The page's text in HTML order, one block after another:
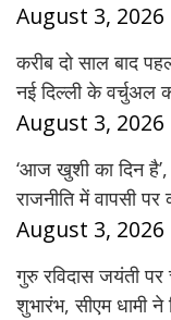
August 3, 2026
करीब दो साल बाद
नई दिल्ली के वर्चुअल
August 3, 2026
‘आज खुशी का दिन
राजनीति में वापसी पर
August 3, 2026
गुरु रविदास जयंती
शुभारंभ, सीएम धामी